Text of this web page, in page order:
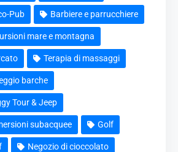
Pub Barbiere e parrucchiere
mare e montagna
Terapia di massaggi
barche
Tour & Jeep
subacquee Golf
Negozio di cioccolato